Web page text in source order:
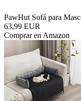
PawHut Sofá para
63,99 EUR
Comprar en Amazon